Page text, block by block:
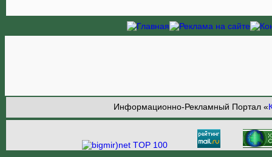
Информационно-Рекламный Портал «